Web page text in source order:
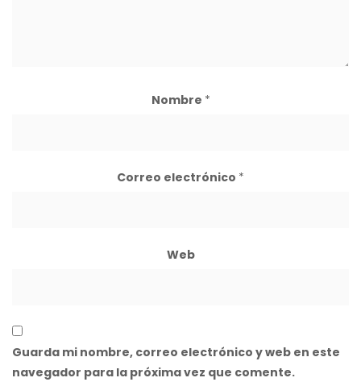
Nombre *
Correo electrónico *
Web
Guarda mi nombre, correo electrónico y web en este
navegador para la próxima vez que comente.